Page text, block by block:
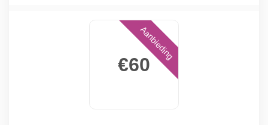
€60
Aanbieding